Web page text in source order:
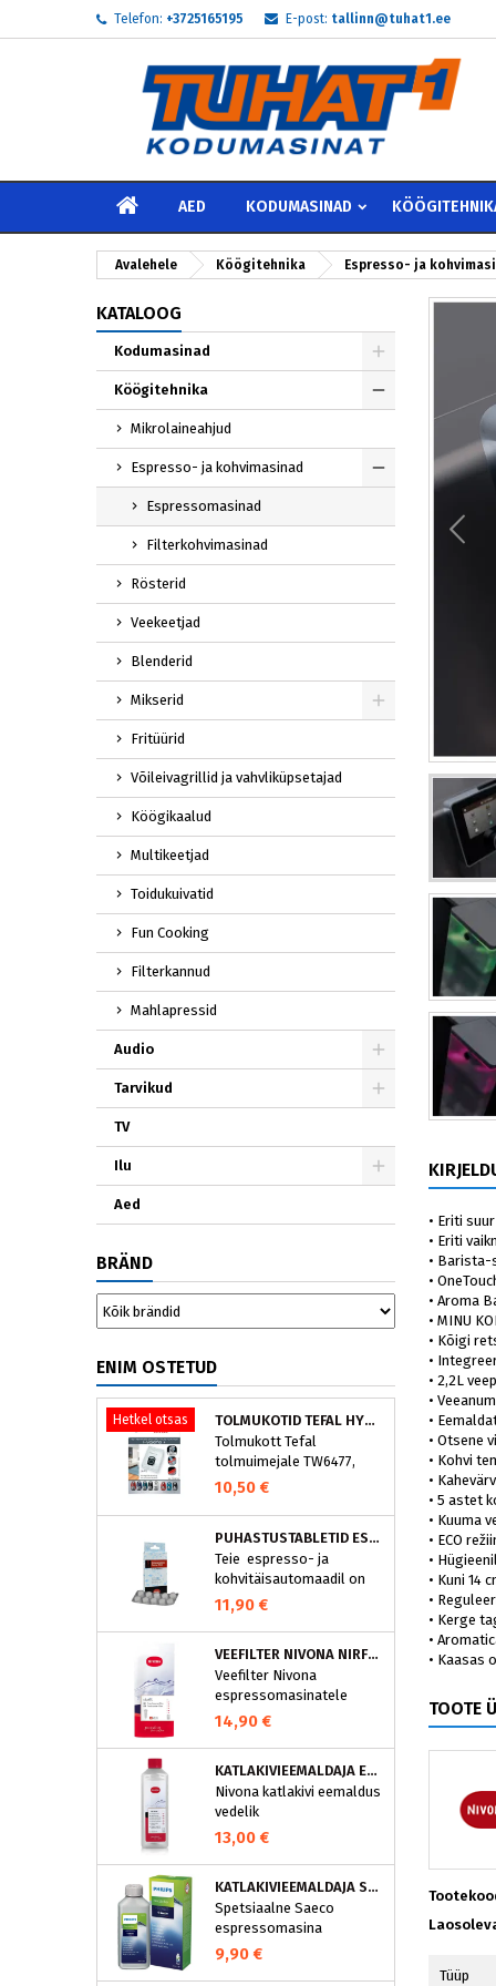
Telefon: +3725165195 E-post: tallinn@tuhat1.ee
AVALEHELE
AED KODUMASINAD
Avalehele Köögitehnika Espresso- ja
KATALOOG
Kodumasinad
Köögitehnika
Mikrolaineahjud
Espresso- ja kohvimasinad
Espressomasinad
Filterkohvimasinad
Rösterid
Veekeetjad
Blenderid
Mikserid
Fritüürid
Võileivagrillid ja vahvliküpsetajad
Köögikaalud
Multikeetjad
Toidukuivatid
Fun Cooking
Filterkannud
Mahlapressid
Audio
Tarvikud
TV
Ilu
Aed
BRÄND
ENIM OSTETUD
Hetkel otsas
TOLMUKOTID TEFAL HYGIENE+ ZR200540 (4 TK)
Tolmukott Tefal
tolmuimejale TW6477,
TW6886..
10,50 €
PUHASTUSTABLETID ESPRESSOMASINALE, NIVONA 390701200
Teie espresso- ja
kohvitäisautomaadil on
integreeritud
puhastusprogramm.
NIVONA puhastustabletid
on loodud spetsiaalselt
selle programmi jaoks ja
eraldavad mustuse nagu
nt kohvirasva
aparaati ja tagab täiusliku
aroomi.
11,90 €
VEEFILTER NIVONA NIRF701
Veefilter Nivona
espressomasinatele
14,90 €
KATLAKIVIEEMALDAJA ESPRESSOMASINATELE, NIVONA (500 ML)
Nivona katlakivi eemaldus
vedelik
espressomasinatele
13,00 €
KATLAKIVIEEMALDAJA SAECO ESPRESSOMASINATELE, PHILIPS CA6700/10
Spetsiaalne Saeco
espressomasina
katlakivieemaldi
Espressomasinast
9,90 €
• Eriti
• Eriti
• Barista-
•
• Aroma
• MINU
• Kõigi
•
• 2,2L
•
•
• Otsene
• Kohvi
•
• 5 astet
• Kuuma
• ECO
•
• Kuni 14
•
• Kerge
•
• Kaasas
TOOTE
Tüüp